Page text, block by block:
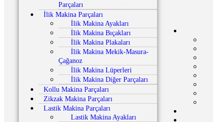
Parçaları
İlik Makina Parçaları
İlik Makina Ayakları
İlik Makina Bıçakları
İlik Makina Plakaları
İlik Makina Mekik-Masura-
Çağanoz
İlik Makina Lüperleri
İlik Makina Diğer Parçaları
Kollu Makina Parçaları
Zikzak Makina Parçaları
Lastik Makina Parçaları
Lastik Makina Ayakları